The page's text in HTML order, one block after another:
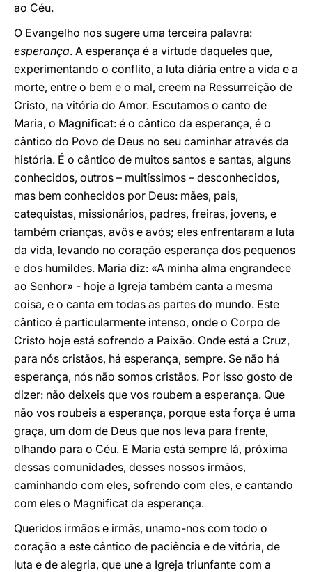
ao Céu.
O Evangelho nos sugere uma terceira palavra:
esperança. A esperança é a virtude daqueles que,
experimentando o conflito, a luta diária entre a vida e a
morte, entre o bem e o mal, creem na Ressurreição de
Cristo, na vitória do Amor. Escutamos o canto de
Maria, o Magnificat: é o cântico da esperança, é o
cântico do Povo de Deus no seu caminhar através da
história. É o cântico de muitos santos e santas, alguns
conhecidos, outros – muitíssimos – desconhecidos,
mas bem conhecidos por Deus: mães, pais,
catequistas, missionários, padres, freiras, jovens, e
também crianças, avôs e avós; eles enfrentaram a luta
da vida, levando no coração esperança dos pequenos
e dos humildes. Maria diz: «A minha alma engrandece
ao Senhor» - hoje a Igreja também canta a mesma
coisa, e o canta em todas as partes do mundo. Este
cântico é particularmente intenso, onde o Corpo de
Cristo hoje está sofrendo a Paixão. Onde está a Cruz,
para nós cristãos, há esperança, sempre. Se não há
esperança, nós não somos cristãos. Por isso gosto de
dizer: não deixeis que vos roubem a esperança. Que
não vos roubeis a esperança, porque esta força é uma
graça, um dom de Deus que nos leva para frente,
olhando para o Céu. E Maria está sempre lá, próxima
dessas comunidades, desses nossos irmãos,
caminhando com eles, sofrendo com eles, e cantando
com eles o Magnificat da esperança.
Queridos irmãos e irmãs, unamo-nos com todo o
coração a este cântico de paciência e de vitória, de
luta e de alegria, que une a Igreja triunfante com a